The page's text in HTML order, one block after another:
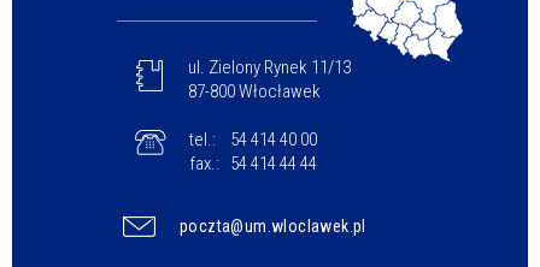
ul. Zielony Rynek 11/13
87-800 Włocławek
tel.:
54 414 40 00
fax.:
54 414 44 44
poczta@um.wloclawek.pl